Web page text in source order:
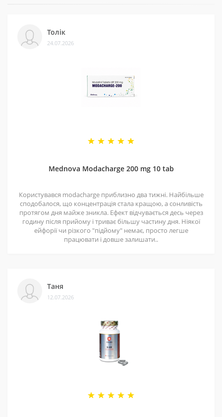
різних платформах. Це підтверджує, що нам можна
довіряти.
Маємо хороші ціни завдяки прямим контактам із
постачальниками. Часто бувають знижки — слідкуйте
допомогли багатьом клієнтам. Нам приємно, що нас
Толік
24.07.2026
Mednova Modacharge 200 mg 10 tab
Користувався modacharge приблизно два тижні. Найбільше
сподобалося, що концентрація стала кращою, а сонливість
протягом дня майже зникла. Ефект відчувається десь через
годину після прийому і триває більшу частину дня. Ніякої
ейфорії чи різкого "підйому" немає, просто легше
працювати і довше залишати..
Таня
12.07.2026